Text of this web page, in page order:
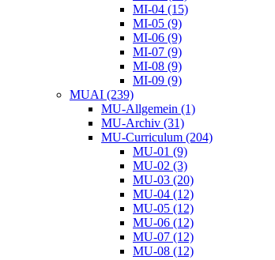
MI-04 (15)
MI-05 (9)
MI-06 (9)
MI-07 (9)
MI-08 (9)
MI-09 (9)
MUAI (239)
MU-Allgemein (1)
MU-Archiv (31)
MU-Curriculum (204)
MU-01 (9)
MU-02 (3)
MU-03 (20)
MU-04 (12)
MU-05 (12)
MU-06 (12)
MU-07 (12)
MU-08 (12)